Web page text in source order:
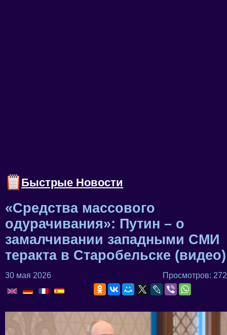
Быстрые Новости
«Средства массового
одурачивания»: Путин – о
замалчивании западными СМИ
теракта в Старобельске (видео)
30 мая 2026 Просмотров: 272